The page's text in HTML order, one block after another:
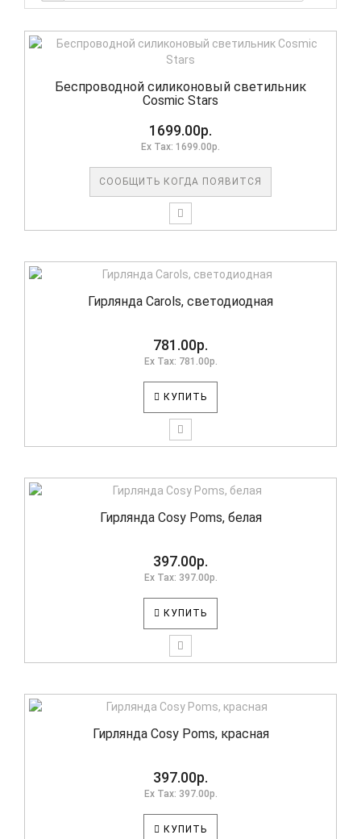
Беспроводной силиконовый светильник
Cosmic Stars
1699.00р.
Ex Tax: 1699.00р.
СООБЩИТЬ КОГДА ПОЯВИТСЯ
Гирлянда Carols, светодиодная
781.00р.
Ex Tax: 781.00р.
КУПИТЬ
Гирлянда Cosy Poms, белая
397.00р.
Ex Tax: 397.00р.
КУПИТЬ
Гирлянда Cosy Poms, красная
397.00р.
Ex Tax: 397.00р.
КУПИТЬ